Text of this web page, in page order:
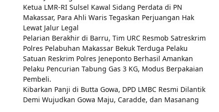
Ketua LMR-RI Sulsel Kawal Sidang Perdata di PN
Makassar, Para Ahli Waris Tegaskan Perjuangan Hak
Lewat Jalur Legal
Pelarian Berakhir di Barru, Tim URC Resmob Satreskrim
Polres Pelabuhan Makassar Bekuk Terduga Pelaku
Satuan Reskrim Polres Jeneponto Berhasil Amankan
Pelaku Pencurian Tabung Gas 3 KG, Modus Berpakaian
Pembeli.
Kibarkan Panji di Butta Gowa, DPD LMBC Resmi Dilantik
Demi Wujudkan Gowa Maju, Caradde, dan Masanang